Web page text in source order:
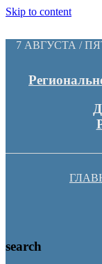
Skip to content
7 АВГУСТА /
search